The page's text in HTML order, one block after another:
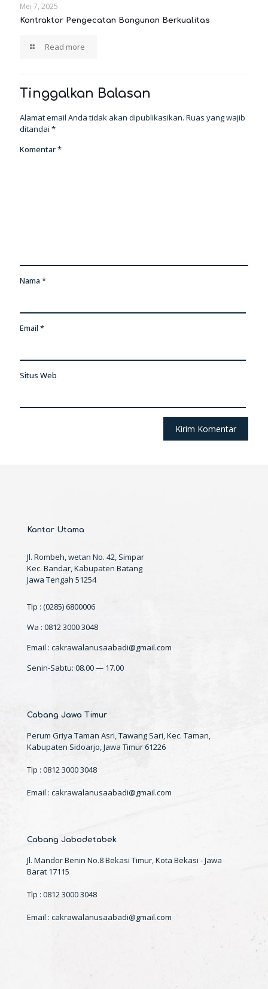
Mei 7, 2025
Kontraktor Pengecatan Bangunan Berkualitas
Read more
Tinggalkan Balasan
Alamat email Anda tidak akan dipublikasikan. Ruas yang wajib
ditandai *
Komentar*
Nama *
Email *
Situs Web
Kantor Utama
Jl. Rombeh, wetan No. 42, Simpar
Kec. Bandar, Kabupaten Batang
Jawa Tengah 51254
Tlp : (0285) 6800006
Wa : 0812 3000 3048
Email : cakrawalanusaabadi@gmail.com
Senin-Sabtu: 08.00 — 17.00
Cabang Jawa Timur
Perum Griya Taman Asri, Tawang Sari, Kec. Taman,
Kabupaten Sidoarjo, Jawa Timur 61226
Tlp : 0812 3000 3048
Email : cakrawalanusaabadi@gmail.com
Cabang Jabodetabek
Jl. Mandor Benin No.8 Bekasi Timur, Kota Bekasi - Jawa
Barat 17115
Tlp : 0812 3000 3048
Email : cakrawalanusaabadi@gmail.com